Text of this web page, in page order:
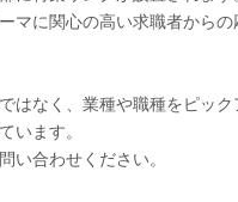
マに関心の高い求職者からの
はなく、業種や職種をピック
います。
い合わせください。